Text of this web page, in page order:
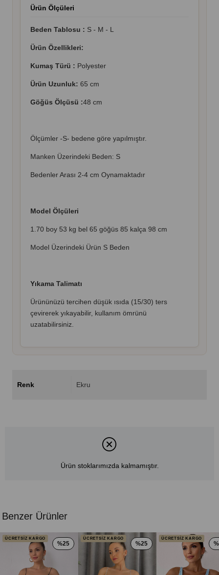
Ürün Ölçüleri
Beden Tablosu : S - M - L
Ürün Özellikleri:
Kumaş Türü : Polyester
Ürün Uzunluk: 65 cm
Göğüs Ölçüsü :48 cm
Ölçümler -S- bedene göre yapılmıştır.
Manken Üzerindeki Beden: S
Bedenler Arası 2-4 cm Oynamaktadır
Model Ölçüleri
1.70 boy 53 kg bel 65 göğüs 85 kalça 98 cm
Model Üzerindeki Ürün S Beden
Yıkama Talimatı
Ürününüzü tercihen düşük ısıda (15/30) ters
çevirerek yıkayabilir, kullanım ömrünü
uzatabilirsiniz.
Renk Ekru
Ürün stoklarımızda kalmamıştır.
Benzer Ürünler
ÜCRETSİZ KARGO
%25
ÜCRETSİZ KARGO
%25
ÜCRETSİZ KARGO